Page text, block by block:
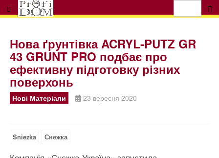
Нова ґрунтівка ACRYL-PUTZ GR
43 GRUNT PRO подбає про
ефективну підготовку різних
поверхонь
Нові Матеріали 23 вересня 2020
Sniezka Снежка